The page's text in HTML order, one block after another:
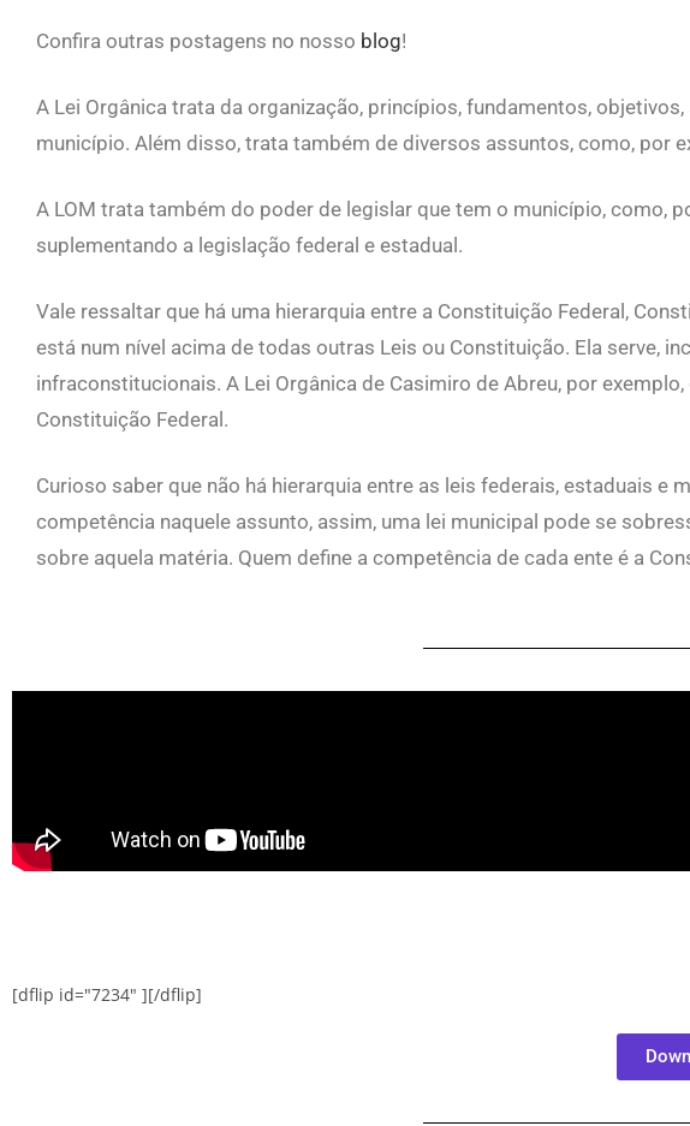
Confira outras postagens no nosso blog!
A Lei Orgânica trata da organização, princípios, fundamentos,
município. Além disso, trata também de diversos assuntos, como, por
A LOM trata também do poder de legislar que tem o município, como,
suplementando a legislação federal e estadual.
Vale ressaltar que há uma hierarquia entre a Constituição Federal,
está num nível acima de todas outras Leis ou Constituição. Ela serve,
infraconstitucionais. A Lei Orgânica de Casimiro de Abreu, por
Constituição Federal.
Curioso saber que não há hierarquia entre as leis federais, estaduais
competência naquele assunto, assim, uma lei municipal pode se
sobre aquela matéria. Quem define a competência de cada ente é a
[dflip id="7234" ][/dflip]